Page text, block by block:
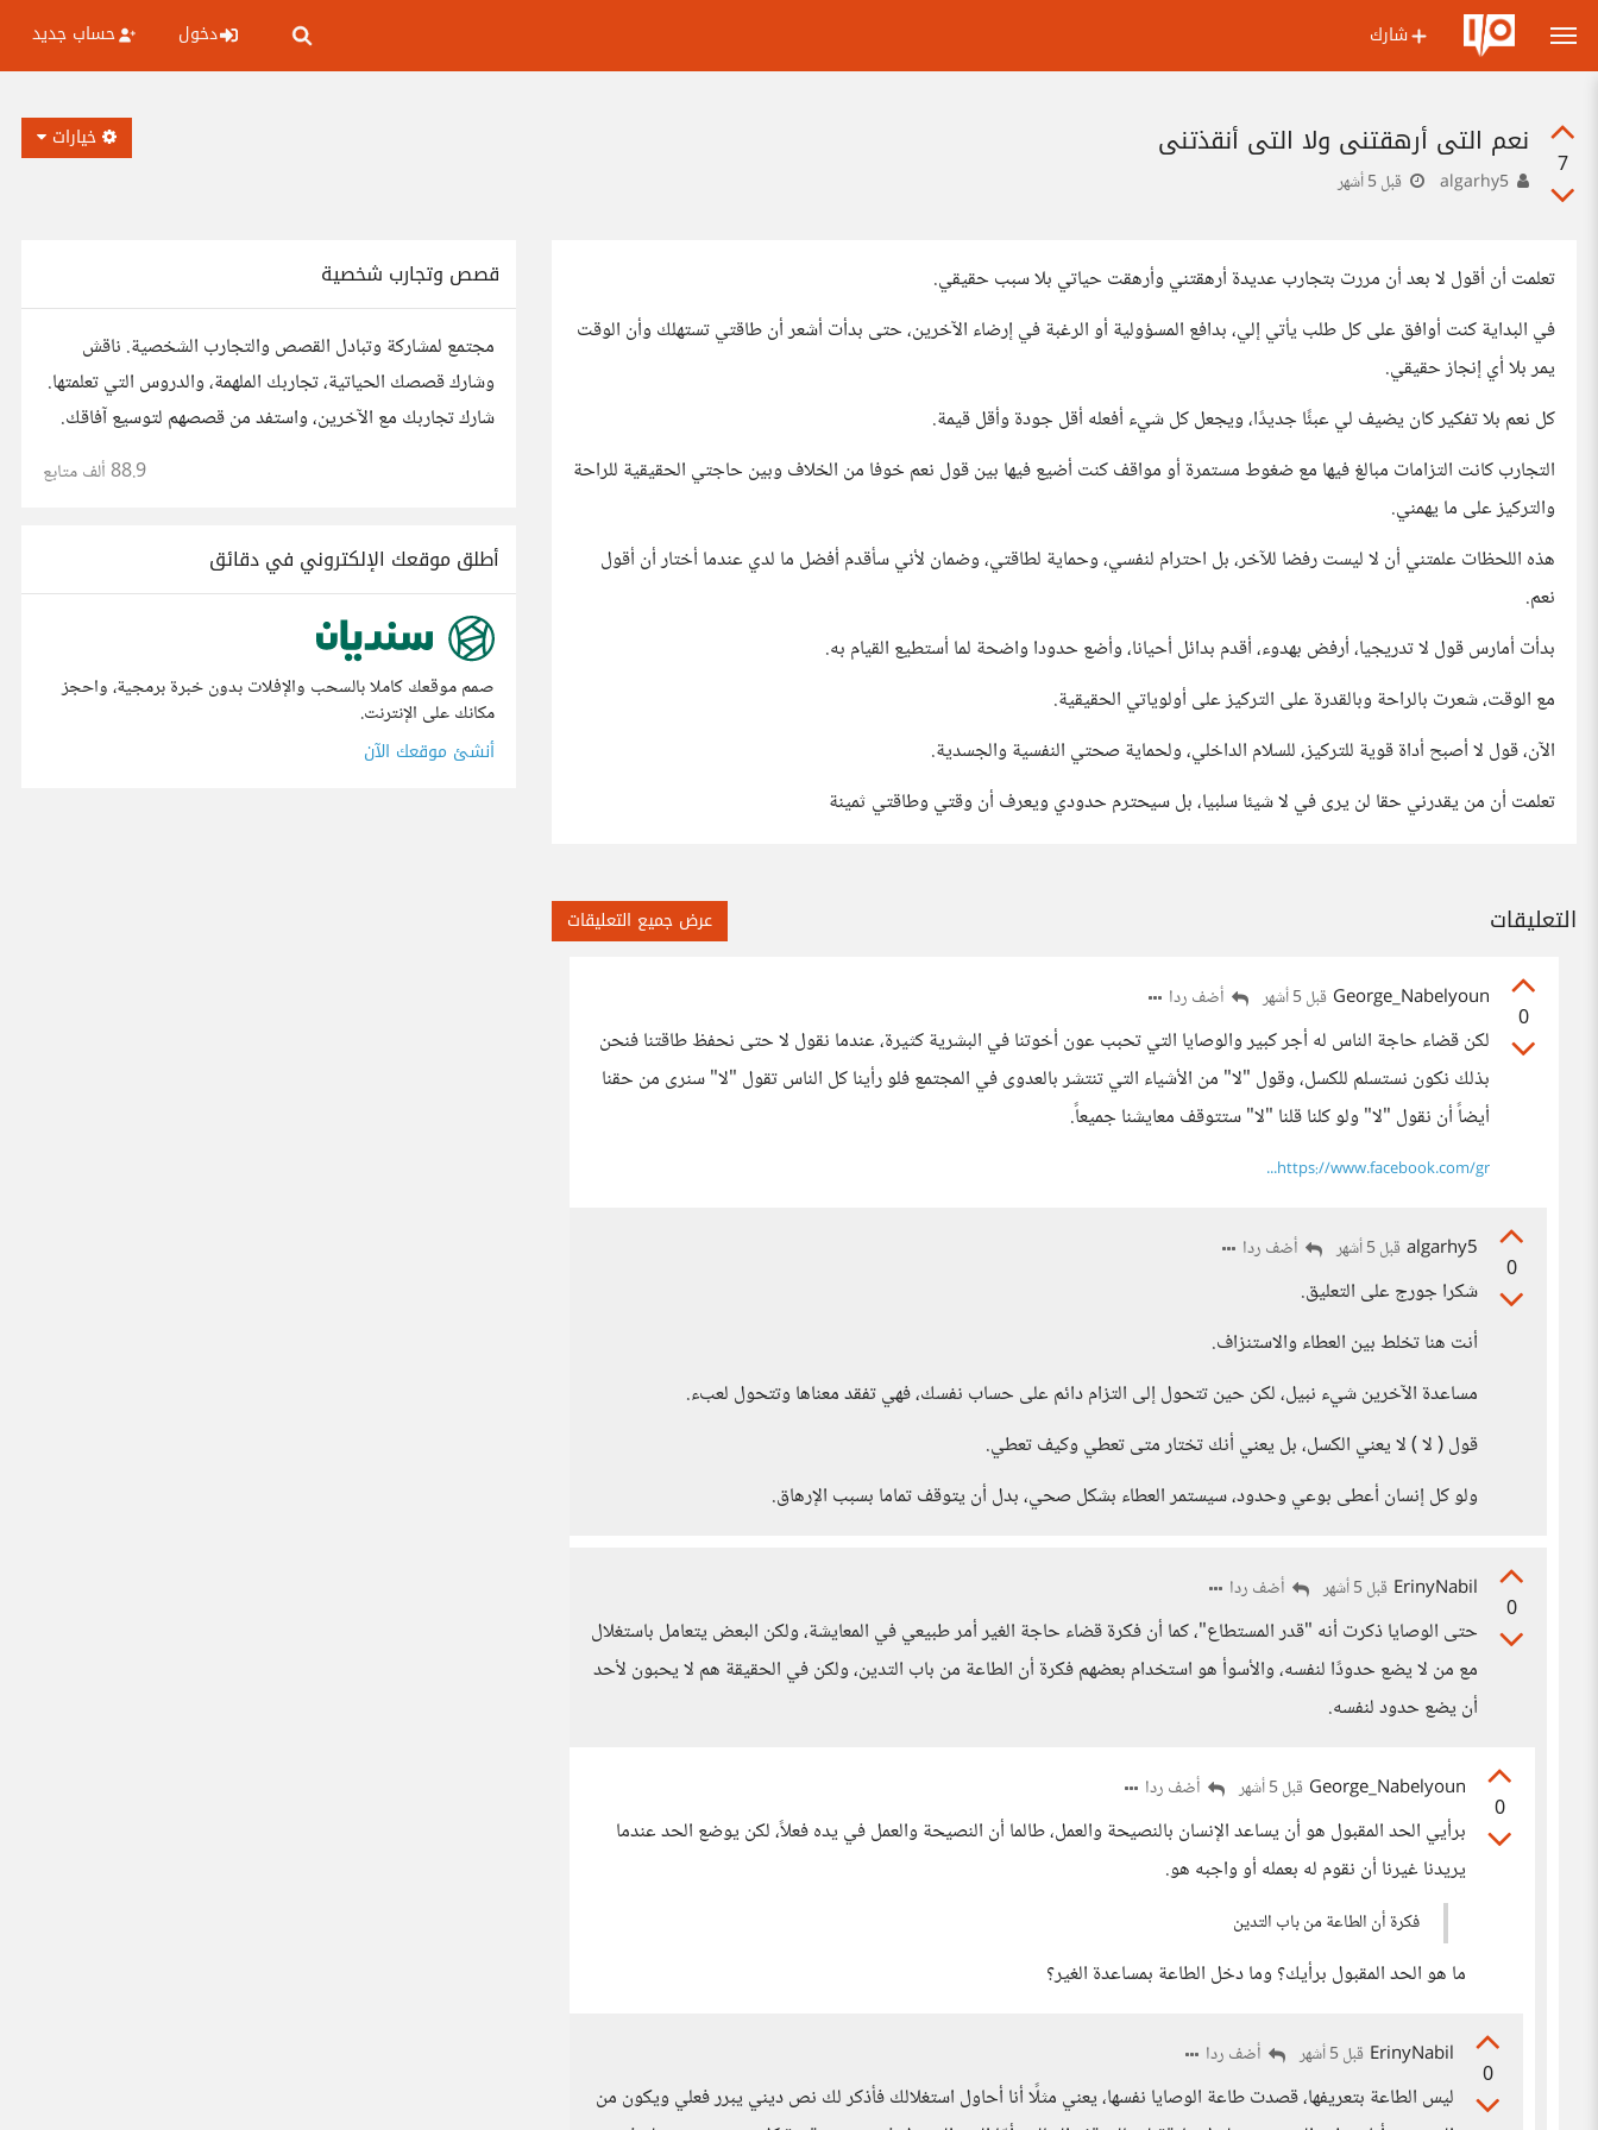
شارك دخول حساب جديد
7
نعم التي أرهقتني ولا التي أنقذتني
قبل 5 أشهر
خيارات
تعلمت أن أقول لا بعد أن مررت بتجارب عديدة أرهقتني وأرهقت حياتي بلا سبب حقيقي.
في البداية كنت أوافق على كل طلب يأتي إلي، بدافع المسؤولية أو الرغبة في إرضاء الآخرين، حتى بدأت أشعر أن طاقتي تستهلك وأن الوقت
يمر بلا أي إنجاز حقيقي.
كل نعم بلا تفكير كان يضيف لي عبئًا جديدًا، ويجعل كل شيء أفعله أقل جودة وأقل قيمة.
التجارب كانت التزامات مبالغ فيها مع ضغوط مستمرة أو مواقف كنت أضيع فيها بين قول نعم خوفا من الخلاف وبين حاجتي الحقيقية للراحة
والتركيز على ما يهمني.
هذه اللحظات علمتني أن لا ليست رفضا للآخر، بل احترام لنفسي، وحماية لطاقتي، وضمان لأني سأقدم أفضل ما لدي عندما أختار أن أقول
نعم.
بدأت أمارس قول لا تدريجيا، أرفض بهدوء، أقدم بدائل أحيانا، وأضع حدودا واضحة لما أستطيع القيام به.
مع الوقت، شعرت بالراحة وبالقدرة على التركيز على أولوياتي الحقيقية.
الآن، قول لا أصبح أداة قوية للتركيز، للسلام الداخلي، ولحماية صحتي النفسية والجسدية.
تعلمت أن من يقدرني حقا لن يرى في لا شيئا سلبيا، بل سيحترم حدودي ويعرف أن وقتي وطاقتي ثمينة
التعليقات عرض جميع التعليقات
0
George_Nabelyoun قبل 5 أشهر أضف ردا
لكن قضاء حاجة الناس له أجر كبير والوصايا التي تحبب عون أخوتنا في البشرية كثيرة، عندما نقول لا حتى نحفظ طاقتنا فنحن
بذلك نكون نستسلم للكسل، وقول "لا" من الأشياء التي تنتشر بالعدوى في المجتمع فلو رأينا كل الناس تقول "لا" سنرى من حقنا
أيضاً أن نقول "لا" ولو كلنا قلنا "لا" ستتوقف معايشنا جميعاً.
https://www.facebook.com/gr...
0
algarhy5 قبل 5 أشهر أضف ردا
شكرا جورج على التعليق.
أنت هنا تخلط بين العطاء والاستنزاف.
مساعدة الآخرين شيء نبيل، لكن حين تتحول إلى التزام دائم على حساب نفسك، فهي تفقد معناها وتتحول لعبء.
قول ( لا ) لا يعني الكسل، بل يعني أنك تختار متى تعطي وكيف تعطي.
ولو كل إنسان أعطى بوعي وحدود، سيستمر العطاء بشكل صحي، بدل أن يتوقف تماما بسبب الإرهاق.
0
ErinyNabil قبل 5 أشهر أضف ردا
حتى الوصايا ذكرت أنه "قدر المستطاع"، كما أن فكرة قضاء حاجة الغير أمر طبيعي في المعايشة، ولكن البعض يتعامل باستغلال
مع من لا يضع حدودًا لنفسه، والأسوأ هو استخدام بعضهم فكرة أن الطاعة من باب التدين، ولكن في الحقيقة هم لا يحبون لأحد
أن يضع حدود لنفسه.
0
George_Nabelyoun قبل 5 أشهر أضف ردا
برأيي الحد المقبول هو أن يساعد الإنسان بالنصيحة والعمل، طالما أن النصيحة والعمل في يده فعلاً، لكن يوضع الحد عندما
يريدنا غيرنا أن نقوم له بعمله أو واجبه هو.
فكرة أن الطاعة من باب التدين
ما هو الحد المقبول برأيك؟ وما دخل الطاعة بمساعدة الغير؟
0
ErinyNabil قبل 5 أشهر أضف ردا
ليس الطاعة بتعريفها، قصدت طاعة الوصايا نفسها، يعني مثلًا أنا أحاول استغلالك فأذكر لك نص ديني يبرر فعلي ويكون من
قصص وتجارب شخصية
مجتمع لمشاركة وتبادل القصص والتجارب الشخصية. ناقش
وشارك قصصك الحياتية، تجاربك الملهمة، والدروس التي تعلمتها.
شارك تجاربك مع الآخرين، واستفد من قصصهم لتوسيع آفاقك.
88.9 ألف متابع
أطلق موقعك الإلكتروني في دقائق
صمم موقعك كاملا بالسحب والإفلات بدون خبرة برمجية، واحجز
مكانك على الإنترنت.
أنشئ موقعك الآن